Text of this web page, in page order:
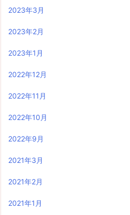
2023年3月
2023年2月
2023年1月
2022年12月
2022年11月
2022年10月
2022年9月
2021年3月
2021年2月
2021年1月